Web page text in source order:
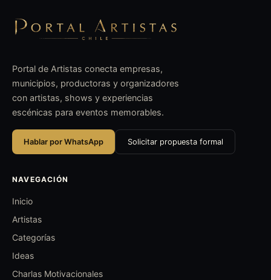
Portal de Artistas conecta empresas,
municipios, productoras y organizadores
con artistas, shows y experiencias
escénicas para eventos memorables.
Hablar por WhatsApp Solicitar propuesta formal
NAVEGACIÓN
Inicio
Artistas
Categorías
Ideas
Charlas Motivacionales